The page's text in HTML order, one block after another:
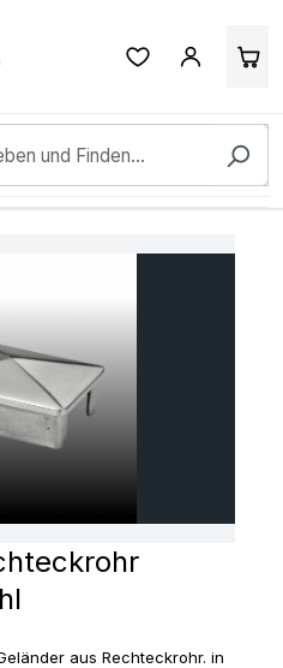
aus Rechteckrohr. in